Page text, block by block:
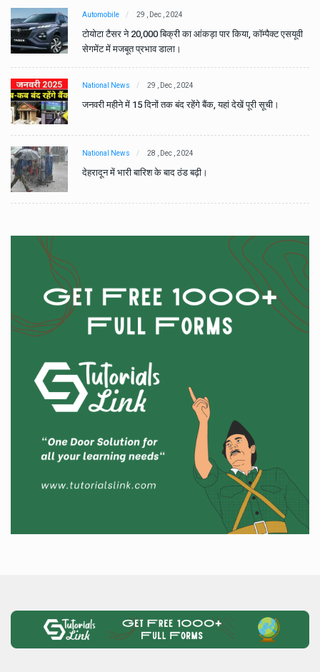
Automobile 29 , Dec , 2024
टोयोटा टैसर ने 20,000 बिक्री का आंकड़ा पार किया, कॉम्पैक्ट एसयूवी
सेगमेंट में मजबूत प्रभाव डाला।
National News 29 , Dec , 2024
जनवरी महीने में 15 दिनों तक बंद रहेंगे बैंक, यहां देखें पूरी सूची।
National News 28 , Dec , 2024
देहरादून में भारी बारिश के बाद ठंड बढ़ी।